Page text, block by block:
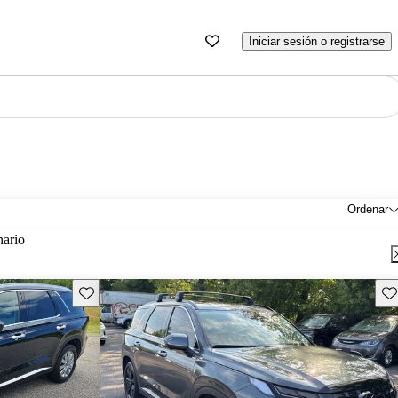
Iniciar sesión o registrarse
Ordenar
Guarda este Aviso